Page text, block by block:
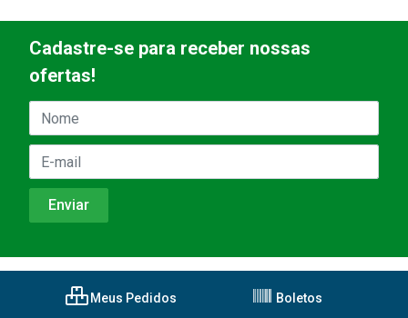
Cadastre-se para receber nossas
ofertas!
Meus Pedidos Boletos